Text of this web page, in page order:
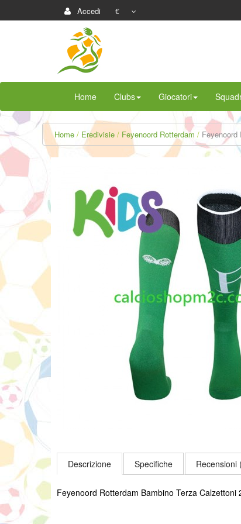
Accedi €
Home Clubs Giocatori
Home Eredivisie Feyenoord Rotterdam Feyenoord
Descrizione Specifiche Recensioni
Feyenoord Rotterdam Bambino Terza Calzettoni